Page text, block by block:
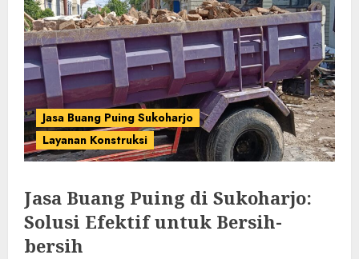
Jasa Buang Puing Sukoharjo
Layanan Konstruksi
Jasa Buang Puing di Sukoharjo:
Solusi Efektif untuk Bersih-
bersih